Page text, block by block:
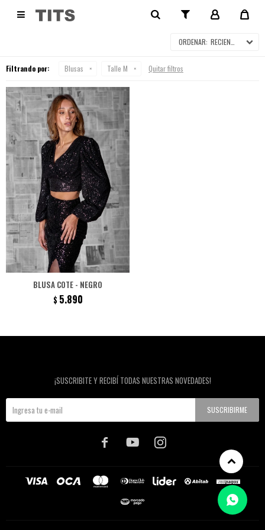
 BLUSAS
RECIENTES
Filtrando por: Blusas Talle M Quitar filtros
BLUSA COTE - NEGRO
$ 5.890
¡SUSCRIBITE Y RECIBÍ TODAS NUESTRAS NOVEDADES!
SUSCRIBIRME
  